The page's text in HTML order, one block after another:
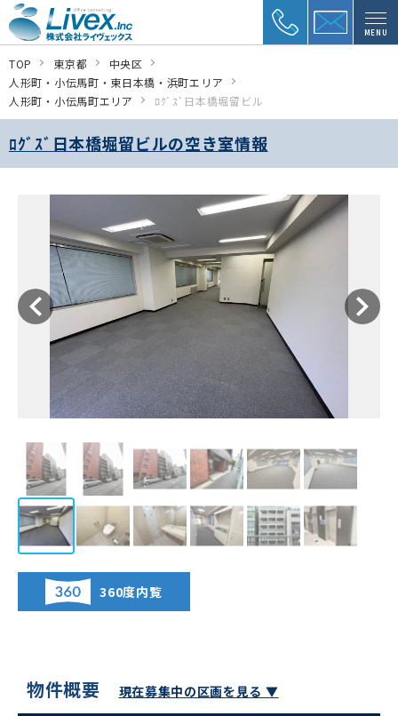
MENU
TOP 東京都
中央区
人形町・小伝馬町・東日本橋・浜町エリア
人形町・小伝馬町エリア
ﾛｸﾞｽﾞ日本橋堀留ビル
ﾛｸﾞｽﾞ日本橋堀留ビルの空き室情報
360度内覧
物件概要 現在募集中の区画を見る ▼